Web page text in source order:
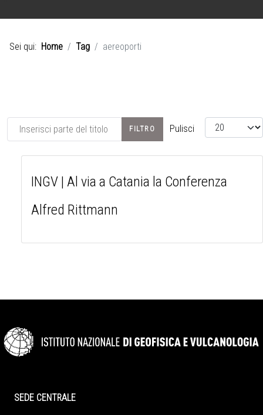
Sei qui: Home Tag aereoporti
Inserisci parte del titolo FILTRO Pulisci Visualizza #
INGV | Al via a Catania la Conferenza
Alfred Rittmann
SEDE CENTRALE